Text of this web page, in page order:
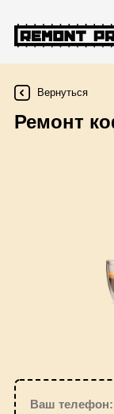
Вернуться
Ремонт
Ваш телефон: